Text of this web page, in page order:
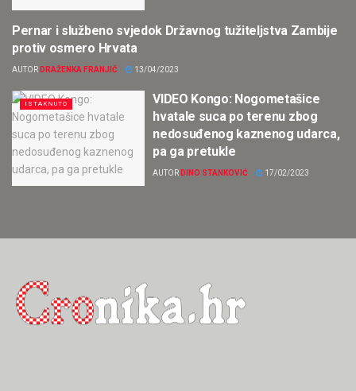
HRVATSKA
Pernar i službeno svjedok Državnog tužiteljstva Zambije
protiv osmero Hrvata
AUTOR DRAŽENKA FRANJIĆ 13/04/2023
ISTAKNUTO
VIDEO Kongo: Nogometašice
hvatale suca po terenu zbog
nedosuđenog kaznenog udarca,
pa ga pretukle
AUTOR DINO STANKOVIĆ 17/02/2023